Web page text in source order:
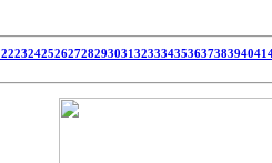
2223242526272829303132333435363738394041